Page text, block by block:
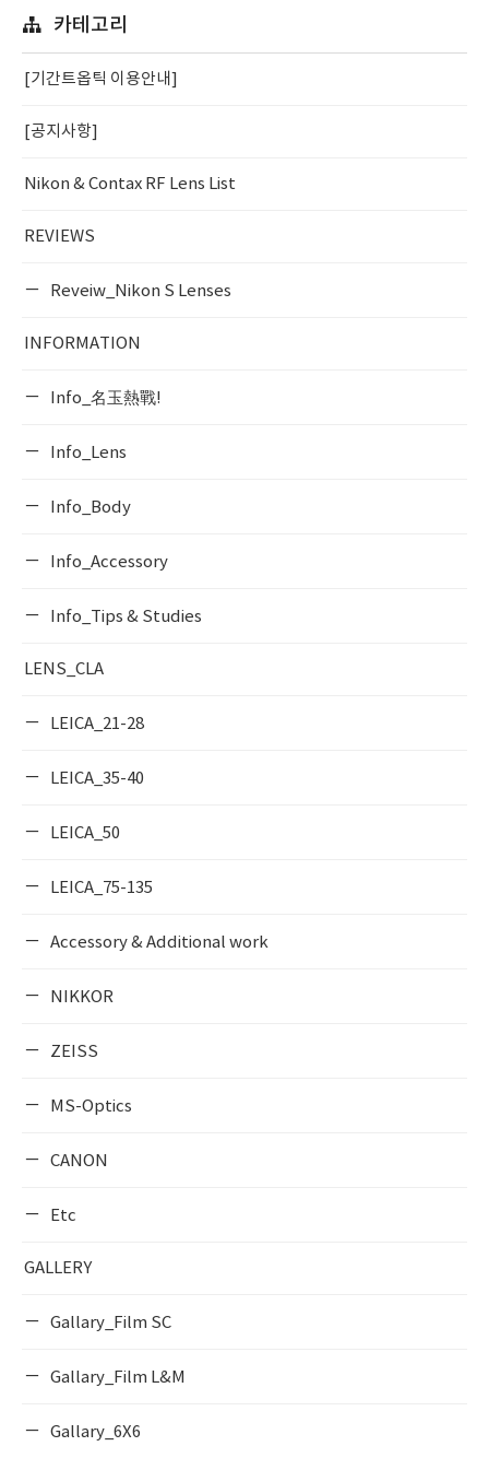
카테고리
[기간트옵틱 이용안내]
[공지사항]
Nikon & Contax RF Lens List
REVIEWS
Reveiw_Nikon S Lenses
INFORMATION
Info_名玉熱戰!
Info_Lens
Info_Body
Info_Accessory
Info_Tips & Studies
LENS_CLA
LEICA_21-28
LEICA_35-40
LEICA_50
LEICA_75-135
Accessory & Additional work
NIKKOR
ZEISS
MS-Optics
CANON
Etc
GALLERY
Gallary_Film SC
Gallary_Film L&M
Gallary_6X6